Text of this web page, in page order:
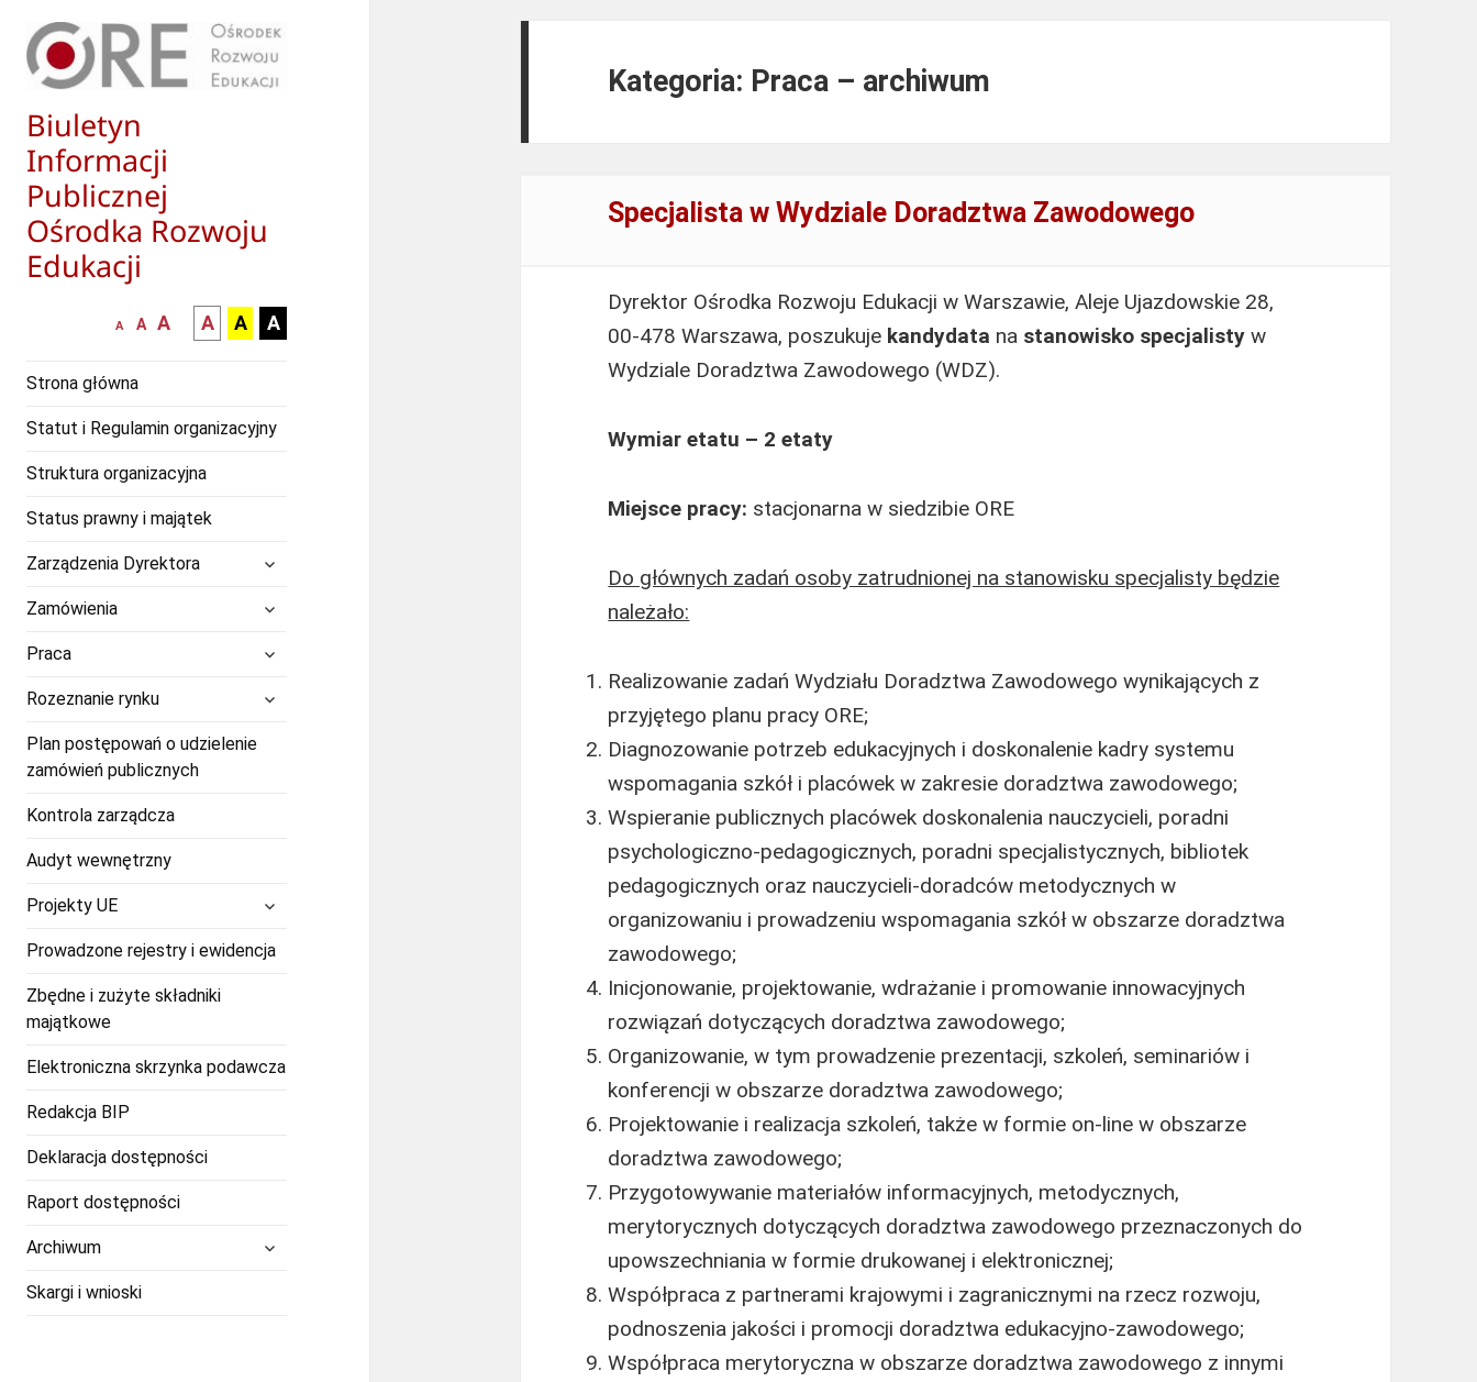
Biuletyn
Informacji
Publicznej
Ośrodka Rozwoju
Edukacji
mniejsza
A
normalna
A
większa-
czcionka
A
kontrast
czarny
białym
A
kontrast
czarny
zółtym
A
kontrast
żółty
A
Strona główna
Statut i Regulamin organizacyjny
Struktura organizacyjna
Status prawny i majątek
Zarządzenia Dyrektora
rozwiń
menu
Zamówienia
Praca
Rozeznanie rynkurozwiń
menu
potomne
Plan postępowań o udzielenie
zamówień publicznych
Kontrola zarządcza
Audyt wewnętrzny
Projekty UE
potomne
Prowadzone rejestry i ewidencja
Zbędne i zużyte składniki
majątkowe
Elektroniczna skrzynka podawcza
Redakcja BIP
Deklaracja dostępności
Raport dostępności
Archiwum
Skargi i wnioski
Kategoria: Praca – archiwum
Specjalista w Wydziale Doradztwa Zawodowego
Dyrektor Ośrodka Rozwoju Edukacji w Warszawie, Aleje Ujazdowskie 28,
00-478 Warszawa, poszukuje kandydata na stanowisko specjalisty w
Wydziale Doradztwa Zawodowego (WDZ).
Wymiar etatu – 2 etaty
Miejsce pracy: stacjonarna w siedzibie ORE
Do głównych zadań osoby zatrudnionej na stanowisku specjalisty będzie
należało:
Realizowanie zadań Wydziału Doradztwa Zawodowego wynikających z
przyjętego planu pracy ORE;
Diagnozowanie potrzeb edukacyjnych i doskonalenie kadry systemu
wspomagania szkół i placówek w zakresie doradztwa zawodowego;
Wspieranie publicznych placówek doskonalenia nauczycieli, poradni
psychologiczno-pedagogicznych, poradni specjalistycznych, bibliotek
pedagogicznych oraz nauczycieli-doradców metodycznych w
organizowaniu i prowadzeniu wspomagania szkół w obszarze doradztwa
zawodowego;
Inicjonowanie, projektowanie, wdrażanie i promowanie innowacyjnych
rozwiązań dotyczących doradztwa zawodowego;
Organizowanie, w tym prowadzenie prezentacji, szkoleń, seminariów i
konferencji w obszarze doradztwa zawodowego;
Projektowanie i realizacja szkoleń, także w formie on-line w obszarze
doradztwa zawodowego;
Przygotowywanie materiałów informacyjnych, metodycznych,
merytorycznych dotyczących doradztwa zawodowego przeznaczonych do
upowszechniania w formie drukowanej i elektronicznej;
Współpraca z partnerami krajowymi i zagranicznymi na rzecz rozwoju,
podnoszenia jakości i promocji doradztwa edukacyjno-zawodowego;
Współpraca merytoryczna w obszarze doradztwa zawodowego z innymi